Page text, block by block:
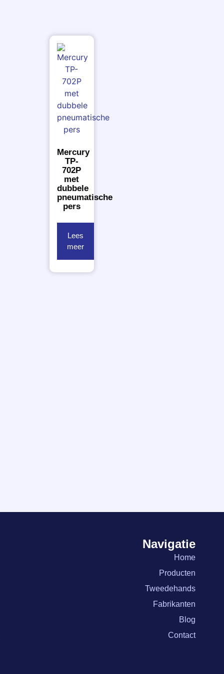
Mercury
TP-
702P
met
dubbele
pneumatische
pers
Lees
meer
Navigatie
Home
Producten
Tweedehands
Fabrikanten
Blog
Contact